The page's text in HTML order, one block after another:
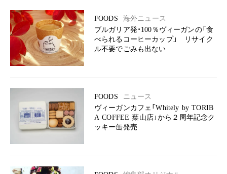
FOODS
海外ニュース
ブルガリア発・100％ヴィーガンの「食
べられるコーヒーカップ」 リサイク
ル不要でごみも出ない
FOODS
ニュース
ヴィーガンカフェ「Whitely by TORIB
A COFFEE 葉山店」から２周年記念ク
ッキー缶発売